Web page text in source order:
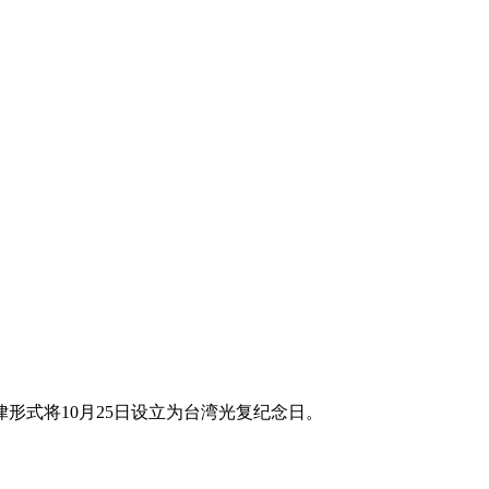
式将10月25日设立为台湾光复纪念日。